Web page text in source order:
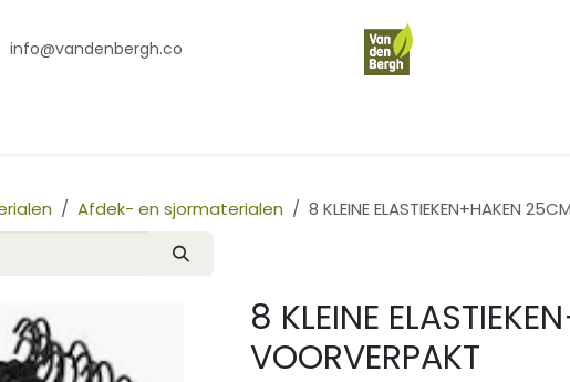
info@vandenbergh.co
Afdek- en sjormaterialen 8 KLEINE ELASTIEKEN+HAKEN
8 KLEINE
VOORVERPAKT